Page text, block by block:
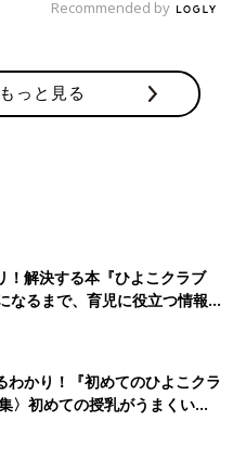
Recommended by
っと見る
！解決する本『ひよこクラブ
るまで、育児に役立つ情報が
わかり！『初めてのひよこクラ
〉初めての授乳がうまくい
の基本と夏のトラブル 解決テ